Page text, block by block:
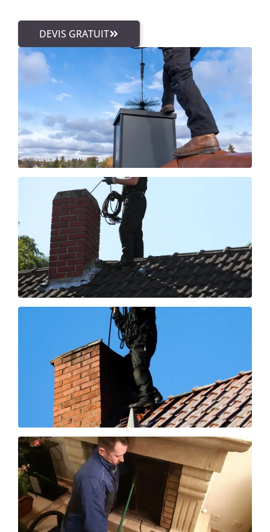
DEVIS GRATUIT